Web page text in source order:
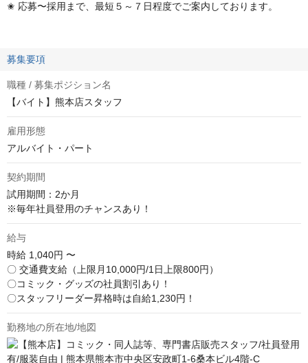
✬ 応募〜採用まで、最短５～７日程度でご案内しております。
募集要項
職種 / 募集ポジション名
【バイト】熊本店スタッフ
雇用形態
アルバイト・パート
契約期間
試用期間：2か月
※毎年社員登用のチャンスあり！
給与
時給 1,040円 〜
〇 交通費支給（上限月10,000円/1日上限800円）
〇コミック・グッズの社員割引あり！
〇スタッフリーダー昇格時は自給1,230円！
勤務地の所在地/地図